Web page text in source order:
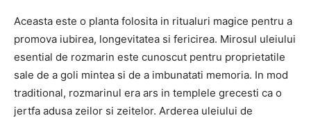
Aceasta este o planta folosita in ritualuri magice pentru a
promova iubirea, longevitatea si fericirea. Mirosul uleiului
esential de rozmarin este cunoscut pentru proprietatile
sale de a goli mintea si de a imbunatati memoria. In mod
traditional, rozmarinul era ars in templele grecesti ca o
jertfa adusa zeilor si zeitelor. Arderea uleiului de